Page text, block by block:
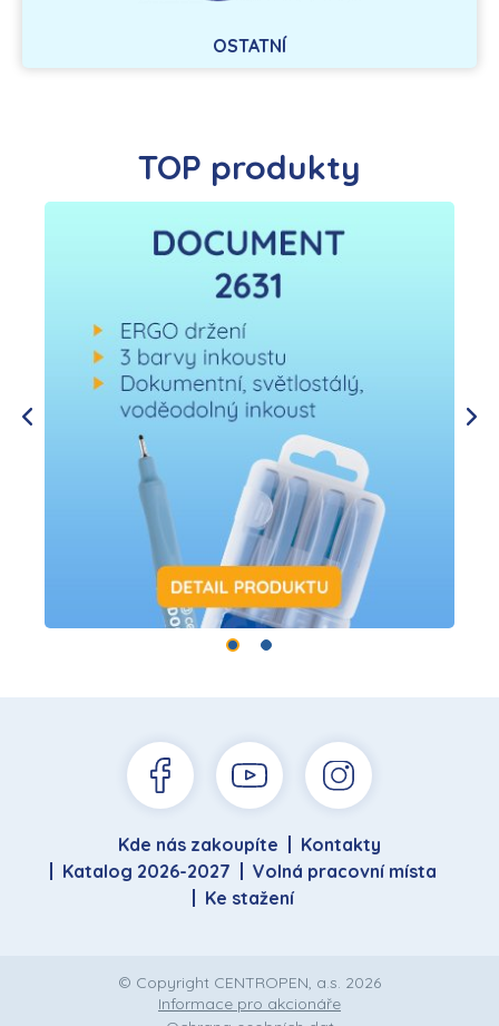
OSTATNÍ
TOP produkty
Kde nás zakoupíte
Kontakty
Katalog 2026-2027
Volná pracovní místa
Ke stažení
© Copyright CENTROPEN, a.s. 2026
Informace pro akcionáře